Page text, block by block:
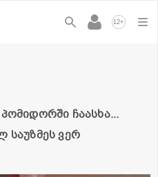
12+
ჩაასხა...
საუზმეს ვერ